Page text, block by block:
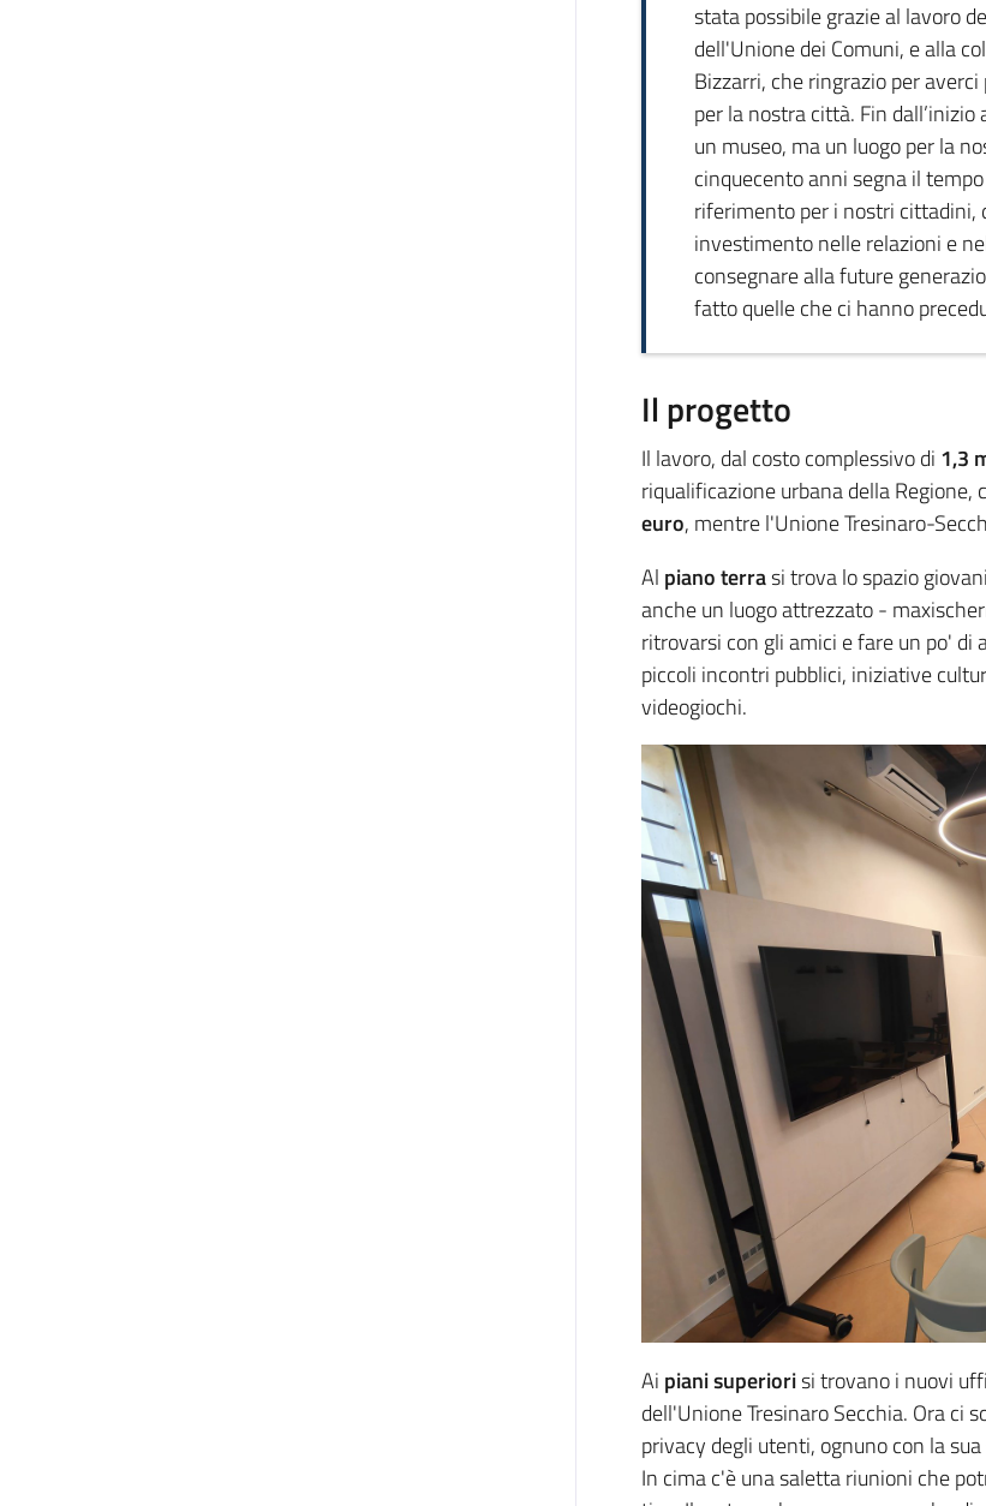
stata possibile grazie al lavoro
dell'Unione dei Comuni, e alla
Bizzarri, che ringrazio per
per la nostra città. Fin
un museo, ma un luogo per la
cinquecento anni segna il
riferimento per i nostri cittadini,
investimento nelle relazioni e
consegnare alla future
fatto quelle che ci hanno
Il progetto
Il lavoro, dal costo complessivo di 1,3
riqualificazione urbana della
euro, mentre l'Unione Tresinaro-
Al piano terrasi trova lo spazio
anche un luogo attrezzato -
ritrovarsi con gli amici e fare un po'
piccoli incontri pubblici, iniziative
videogiochi.
Ai piani superiorisi trovano i nuovi
dell'Unione Tresinaro Secchia. Ora ci
privacy degli utenti, ognuno con la
In cima c'è una saletta riunioni che